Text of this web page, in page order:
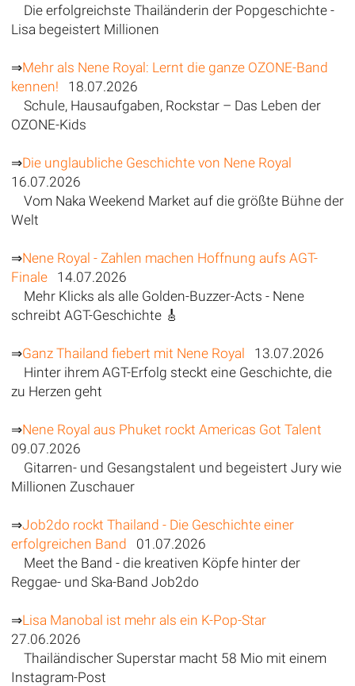
Die erfolgreichste Thailänderin der Popgeschichte -
Lisa begeistert Millionen
⇒Mehr als Nene Royal: Lernt die ganze OZONE-Band
kennen! 18.07.2026
Schule, Hausaufgaben, Rockstar – Das Leben der
OZONE-Kids
⇒Die unglaubliche Geschichte von Nene Royal
16.07.2026
Vom Naka Weekend Market auf die größte Bühne der
Welt
⇒Nene Royal - Zahlen machen Hoffnung aufs AGT-
Finale14.07.2026
Mehr Klicks als alle Golden-Buzzer-Acts - Nene
schreibt AGT-Geschichte 🎸
⇒Ganz Thailand fiebert mit Nene Royal 13.07.2026
Hinter ihrem AGT-Erfolg steckt eine Geschichte, die
zu Herzen geht
⇒Nene Royal aus Phuket rockt Americas Got Talent
09.07.2026
Gitarren- und Gesangstalent und begeistert Jury wie
Millionen Zuschauer
⇒Job2do rockt Thailand - Die Geschichte einer
erfolgreichen Band 01.07.2026
Meet the Band - die kreativen Köpfe hinter der
Reggae- und Ska-Band Job2do
⇒Lisa Manobal ist mehr als ein K-Pop-Star
27.06.2026
Thailändischer Superstar macht 58 Mio mit einem
Instagram-Post